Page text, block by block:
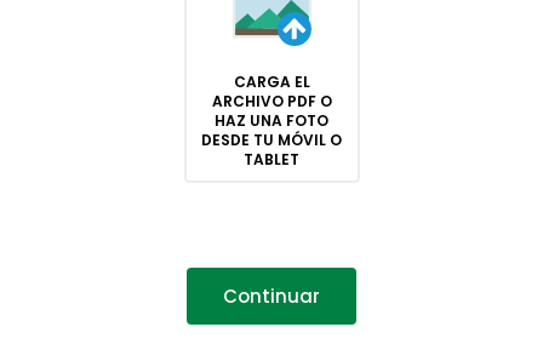
CARGA EL
ARCHIVO PDF O
HAZ UNA FOTO
DESDE TU MÓVIL O
TABLET
Continuar